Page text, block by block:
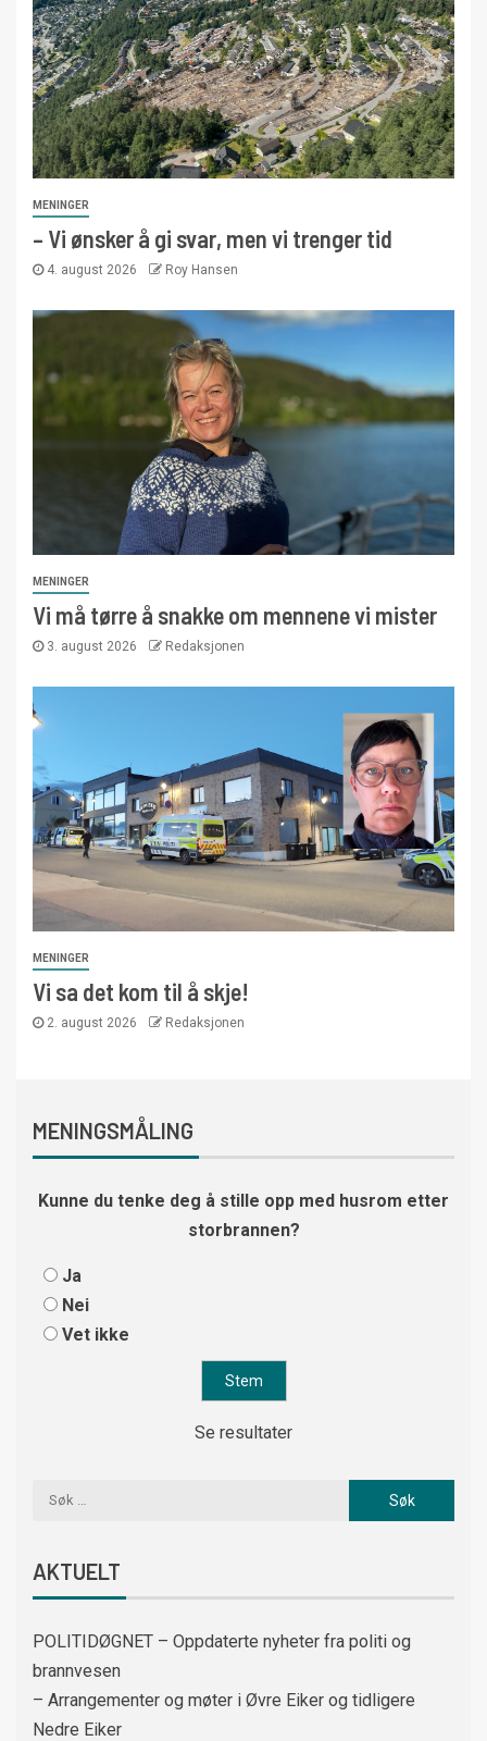
MENINGER
– Vi ønsker å gi svar, men vi trenger tid
4. august 2026 Roy Hansen
MENINGER
Vi må tørre å snakke om mennene vi mister
3. august 2026 Redaksjonen
MENINGER
Vi sa det kom til å skje!
2. august 2026 Redaksjonen
MENINGSMÅLING
Kunne du tenke deg å stille opp med husrom etter
storbrannen?
Ja
Nei
Vet ikke
Se resultater
AKTUELT
POLITIDØGNET – Oppdaterte nyheter fra politi og
brannvesen
– Arrangementer og møter i Øvre Eiker og tidligere
Nedre Eiker